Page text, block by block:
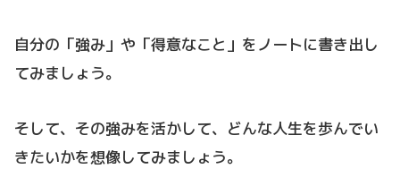
自分の「強み」や「得意なこと」をノートに書き出し
てみましょう。
そして、その強みを活かして、どんな人生を歩んでい
きたいかを想像してみましょう。